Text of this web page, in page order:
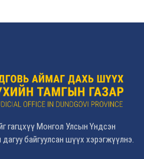
гагцхүү Монгол Улсын Үндсэн
байгуулсан шүүх хэрэгжүүлнэ.